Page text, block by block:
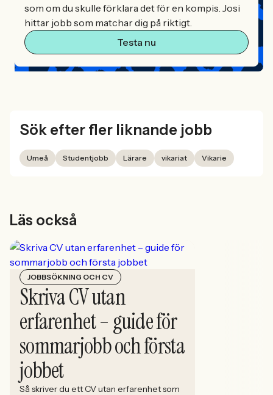
som om du skulle förklara det för en kompis. Josi
hittar jobb som matchar dig på riktigt.
Testa nu
Sök efter fler liknande jobb
Umeå Studentjobb Lärare vikariat Vikarie
Läs också
JOBBSÖKNING OCH CV
Skriva CV utan
erfarenhet – guide för
sommarjobb och första
jobbet
Så skriver du ett CV utan erfarenhet som